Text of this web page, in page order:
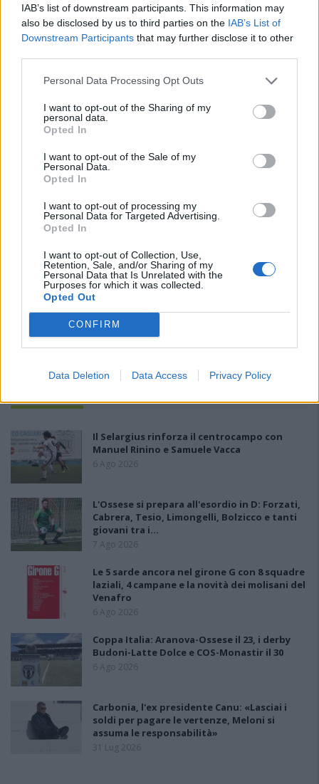
IAB’s list of downstream participants. This information may
also be disclosed by us to third parties on the IAB’s List of
Downstream Participants that may further disclose it to other
Personal Data Processing Opt Outs
I want to opt-out of the Sharing of my
personal data.
Opted In
I want to opt-out of the Sale of my
Personal Data.
Opted In
I want to opt-out of processing my
Personal Data for Targeted Advertising.
Opted In
I want to opt-out of Collection, Use,
Retention, Sale, and/or Sharing of my
Personal Data that Is Unrelated with the
Purposes for which it was collected.
Opted Out
CONFIRM
Data Deletion Data Access Privacy Policy
Il Selargius rinforza il centrocampo con
Manuel Rinino e Samuele Vacca
6 Ago 2026
L'Ossese si prepara all'esordio in D: Forzati,
Cabrera, Tesio, Limongelli, Bolzicco e tanti
giovani tra i…
7 Ago 2026
Le 5 sarde ancora nel girone G con 8 squadre
laziali, 4 campane e la novità dei molisani del
Venafro
6 Ago 2026
Coppa Italia: Aranova-Ossese il 23, i derby
Budoni-Latte Dolce e COS-Monastir il 30
6 Ago 2026
Carbonia, l'ex presidente Canu: «Lasciai i
soldi per pagare le vertenze, Meloni si
assuma le responsabilità»
31 Lug 2026